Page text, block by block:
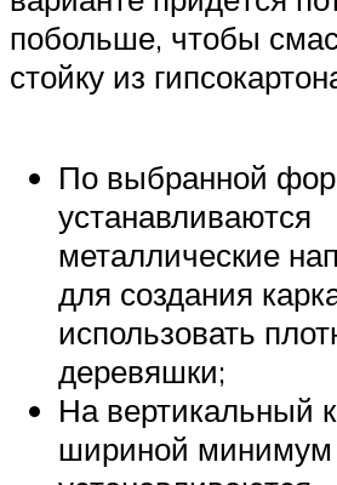
побольше, чтобы
стойку из
По выбранной
устанавливаются
металлические
для создания
использовать
деревяшки;
На вертикальный
шириной минимум